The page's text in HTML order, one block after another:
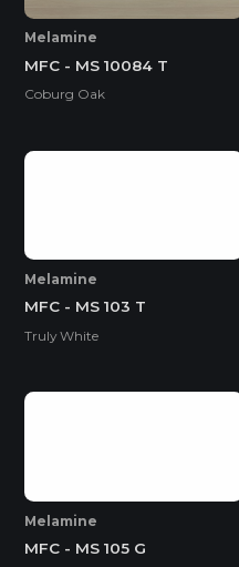
Melamine
MFC - MS 10084 T
Coburg Oak
Melamine
MFC - MS 103 T
Truly White
Melamine
MFC - MS 105 G